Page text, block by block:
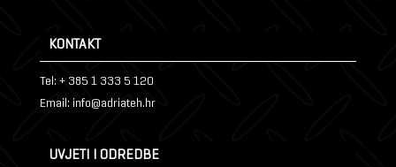
KONTAKT
Tel: + 385 1 333 5 120
Email: info@adriateh.hr
UVJETI I ODREDBE